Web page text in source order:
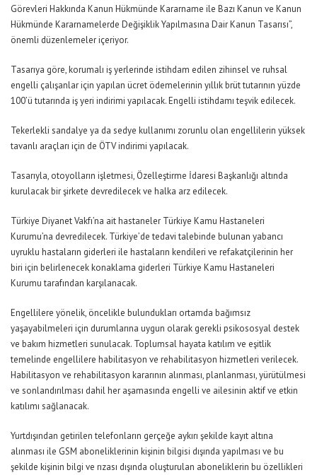
Görevleri Hakkında Kanun Hükmünde Kararname ile Bazı Kanun ve Kanun
Hükmünde Kararnamelerde Değişiklik Yapılmasına Dair Kanun Tasarısı”,
önemli düzenlemeler içeriyor.
Tasarıya göre, korumalı iş yerlerinde istihdam edilen zihinsel ve ruhsal
engelli çalışanlar için yapılan ücret ödemelerinin yıllık brüt tutarının yüzde
100’ü tutarında iş yeri indirimi yapılacak. Engelli istihdamı teşvik edilecek.
Tekerlekli sandalye ya da sedye kullanımı zorunlu olan engellilerin yüksek
tavanlı araçları için de ÖTV indirimi yapılacak.
Tasarıyla, otoyolların işletmesi, Özelleştirme İdaresi Başkanlığı altında
kurulacak bir şirkete devredilecek ve halka arz edilecek.
Türkiye Diyanet Vakfı’na ait hastaneler Türkiye Kamu Hastaneleri
Kurumu’na devredilecek. Türkiye’de tedavi talebinde bulunan yabancı
uyruklu hastaların giderleri ile hastaların kendileri ve refakatçilerinin her
biri için belirlenecek konaklama giderleri Türkiye Kamu Hastaneleri
Kurumu tarafından karşılanacak.
Engellilere yönelik, öncelikle bulundukları ortamda bağımsız
yaşayabilmeleri için durumlarına uygun olarak gerekli psikososyal destek
ve bakım hizmetleri sunulacak. Toplumsal hayata katılım ve eşitlik
temelinde engellilere habilitasyon ve rehabilitasyon hizmetleri verilecek.
Habilitasyon ve rehabilitasyon kararının alınması, planlanması, yürütülmesi
ve sonlandırılması dahil her aşamasında engelli ve ailesinin aktif ve etkin
katılımı sağlanacak.
Yurtdışından getirilen telefonların gerçeğe aykırı şekilde kayıt altına
alınması ile GSM aboneliklerinin kişinin bilgisi dışında yapılması ve bu
şekilde kişinin bilgi ve rızası dışında oluşturulan aboneliklerin bu özellikleri